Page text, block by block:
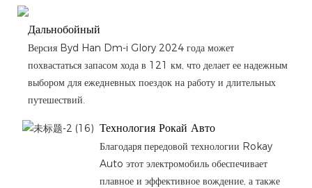
Дальнобойный
Версия Byd Han Dm-i Glory 2024 года может
похвастаться запасом хода в 121 км, что делает ее надежным
выбором для ежедневных поездок на работу и длительных
путешествий.
Технология Рокай Авто
Благодаря передовой технологии Rokay
Auto этот электромобиль обеспечивает
плавное и эффективное вождение, а также